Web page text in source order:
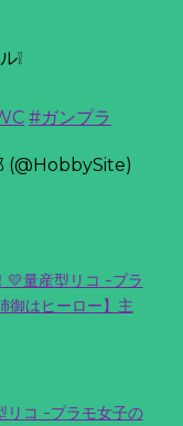
❕
#ガンプラ
(@HobbySite)
💛量産型リコ -プラ
はヒーロー】主
リコ -プラモ女子の